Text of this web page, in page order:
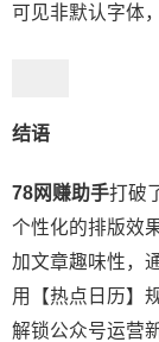
可见非默认字体
结语
78网赚助手打破
个性化的排版效
加文章趣味性，
用【热点日历】
解锁公众号运营